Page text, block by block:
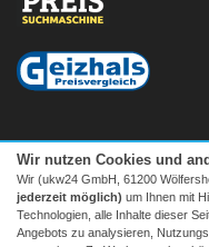
Wir nutzen Cookies und
Wir (ukw24 GmbH, 61200
jederzeit möglich) um Ihnen mit
Technologien, alle Inhalte dieser
Angebots zu analysieren,